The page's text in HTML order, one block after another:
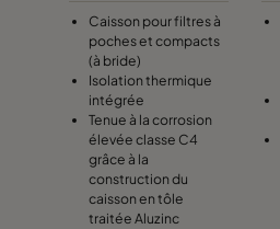
Caisson pour filtres à
poches et compacts
(à bride)
Isolation thermique
intégrée
Tenue à la corrosion
élevée classe C4
grâce à la
construction du
caisson en tôle
traitée Aluzinc